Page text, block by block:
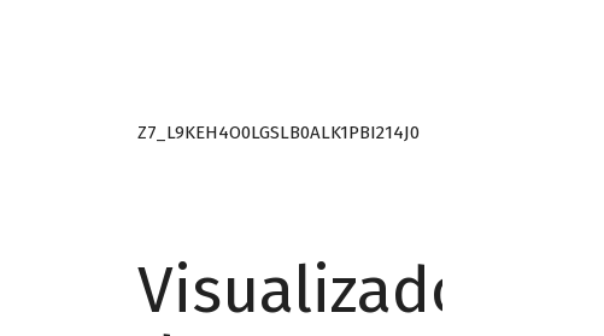
Z7_L9KEH4O0LGSLB0ALK1PBI214J0
Visualizador